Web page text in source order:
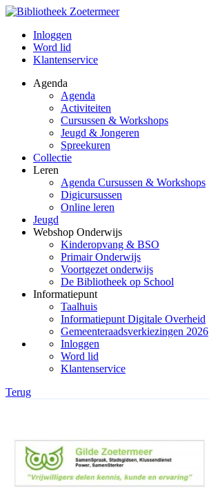
Inloggen
Word lid
Klantenservice
Agenda
Agenda
Activiteiten
Cursussen & Workshops
Jeugd & Jongeren
Spreekuren
Collectie
Leren
Agenda Cursussen & Workshops
Digicursussen
Online leren
Jeugd
Webshop Onderwijs
Kinderopvang & BSO
Primair Onderwijs
Voortgezet onderwijs
De Bibliotheek op School
Informatiepunt
Taalhuis
Informatiepunt Digitale Overheid
Gemeenteraadsverkiezingen 2026
Inloggen
Word lid
Klantenservice
Terug